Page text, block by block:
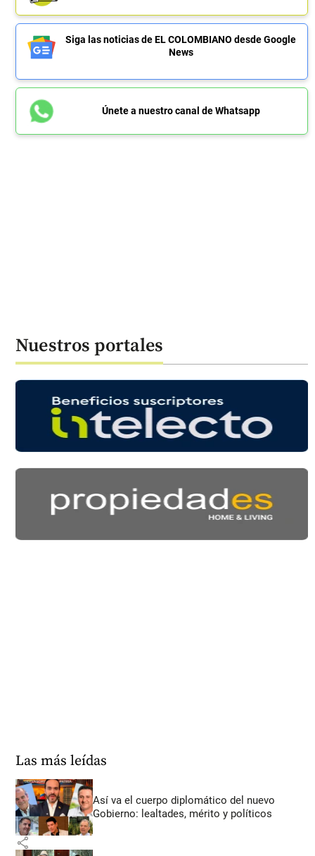
Siga las noticias de EL COLOMBIANO desde Google
News
Únete a nuestro canal de Whatsapp
Nuestros portales
Las más leídas
Así va el cuerpo diplomático del nuevo
Gobierno: lealtades, mérito y políticos
share